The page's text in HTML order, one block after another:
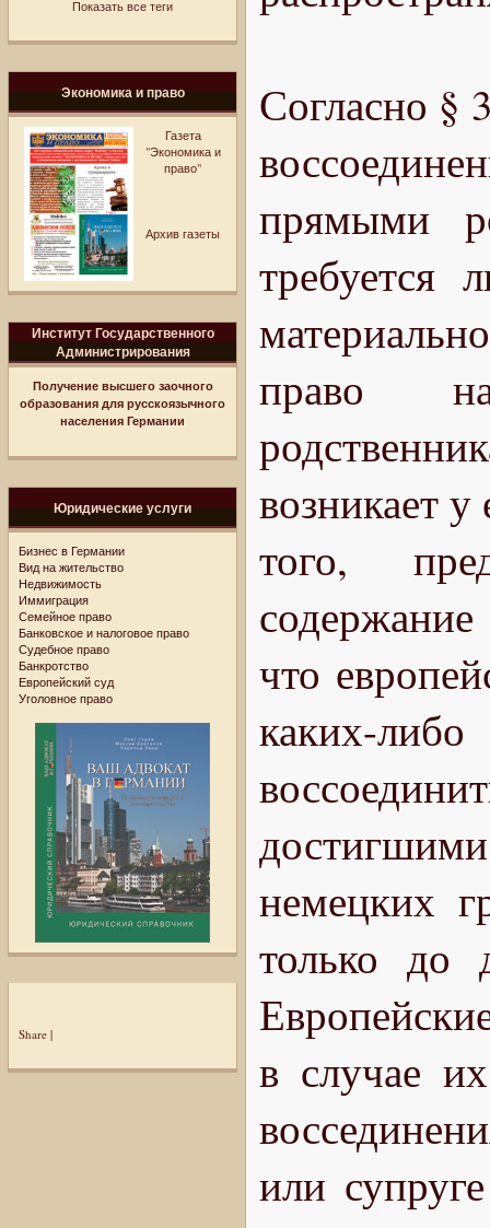
Показать все теги
Экономика и право
Газета
"Экономика и
право"
Архив газеты
Институт Государственного
Администрирования
Получение высшего заочного
образования для русскоязычного
населения Германии
Юридические услуги
Бизнес в Германии
Вид на жительство
Недвижимость
Иммиграция
Семейное право
Банковское и налоговое право
Судебное право
Банкротство
Европейский суд
Уголовное право
Share |
Согласно §
прямыми
требуется
право
возникает
того,
что
каких-
немецких
только до
в случае
или